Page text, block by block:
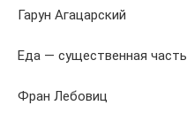
Гарун Агацарский
Еда — существенная
Фран Лебовиц